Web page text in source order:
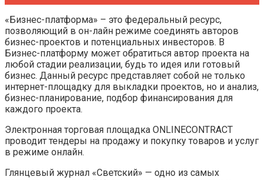
«Бизнес-платформа» – это федеральный ресурс,
позволяющий в он-лайн режиме соединять авторов
бизнес-проектов и потенциальных инвесторов. В
Бизнес-платформу может обратиться автор проекта на
любой стадии реализации, будь то идея или готовый
бизнес. Данный ресурс представляет собой не только
интернет-площадку для выкладки проектов, но и анализ,
бизнес-планирование, подбор финансирования для
каждого проекта.
Электронная торговая площадка ONLINECONTRACT
проводит тендеры на продажу и покупку товаров и услуг
в режиме онлайн.
Глянцевый журнал «Светский» — одно из самых